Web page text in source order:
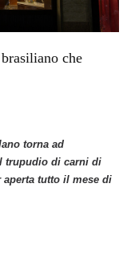
che
torna ad
trupudio di carni di
aperta tutto il mese di